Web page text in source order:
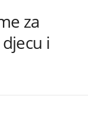
za
i